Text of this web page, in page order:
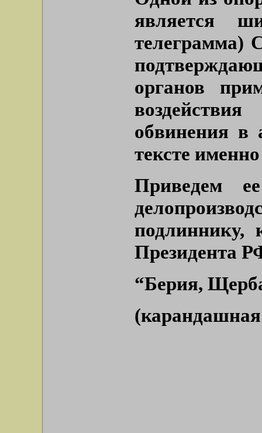
является
телеграмма)
органов
обвинения в
тексте
Приведем
подлиннику,
Президента
“Берия,